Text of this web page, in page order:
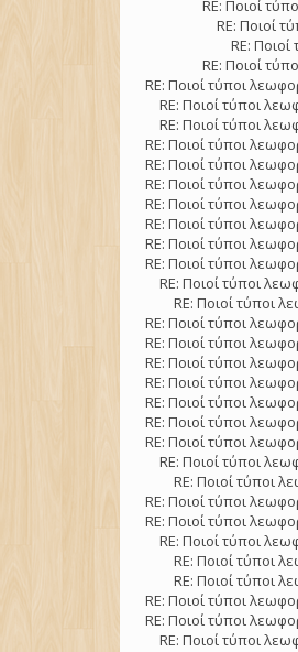
RE: Ποιοί
RE: Ποιοί
RE:
RE: Ποιοί
RE: Ποιοί τύποι
RE: Ποιοί τύποι
RE: Ποιοί τύποι
RE: Ποιοί τύποι
RE: Ποιοί τύποι
RE: Ποιοί τύποι
RE: Ποιοί τύποι
RE: Ποιοί τύποι
RE: Ποιοί τύποι
RE: Ποιοί τύποι
RE: Ποιοί τύποι
RE: Ποιοί τύποι
RE: Ποιοί τύποι
RE: Ποιοί τύποι
RE: Ποιοί τύποι
RE: Ποιοί τύποι
RE: Ποιοί τύποι
RE: Ποιοί τύποι
RE: Ποιοί τύποι
RE: Ποιοί τύποι
RE: Ποιοί τύποι
RE: Ποιοί τύποι
RE: Ποιοί τύποι
RE: Ποιοί τύποι
RE: Ποιοί τύποι
RE: Ποιοί τύποι
RE: Ποιοί τύποι
RE: Ποιοί τύποι
RE: Ποιοί τύποι